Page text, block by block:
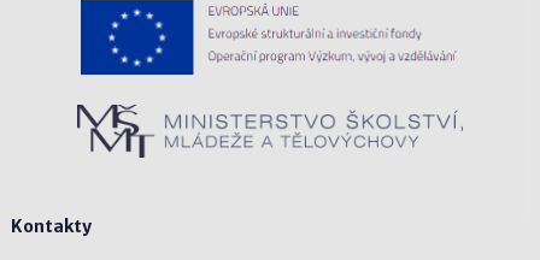
Kontakty